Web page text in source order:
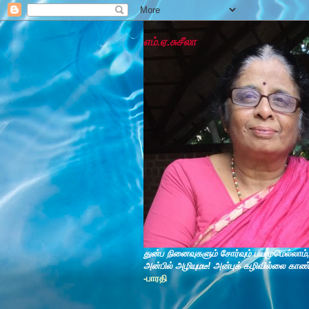
எம்.ஏ.சுசீலா
துன்ப நினைவுகளும் சோர்வும் பயமுமெல்லாம்,
அன்பில் அழியுமடீ! அன்புக் கழிவில்லை காண்
-பாரதி